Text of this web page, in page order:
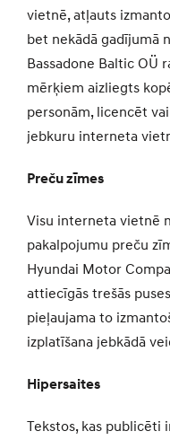
vietnē, atļauts
bet nekādā gadījumā
Bassadone Baltic OÜ
mērķiem aizliegts
personām, licencēt
jebkuru interneta
Preču zīmes
Visu interneta vietnē
pakalpojumu preču
Hyundai Motor
attiecīgās trešās
pieļaujama to
izplatīšana jebkādā
Hipersaites
Tekstos, kas publicēti